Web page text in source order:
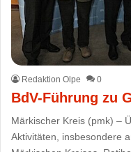
Redaktion Olpe 0
BdV-Führung zu
Märkischer Kreis (pmk) –
Aktivitäten, insbesondere